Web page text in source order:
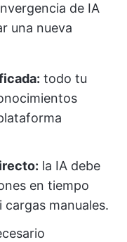
de IA
una nueva
todo tu
la IA debe
en tiempo
manuales.